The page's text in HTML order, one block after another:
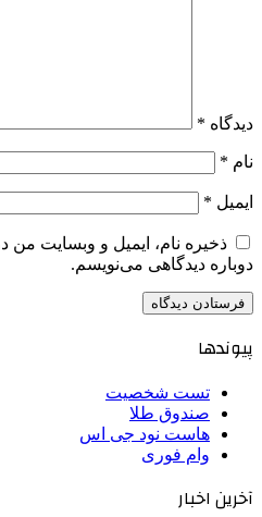
دیدگاه *
نام *
ایمیل *
ذخیره نام، ایمیل و وبسایت من
دوباره دیدگاهی می‌نویسم.
پیوندها
تست شخصیت
صندوق طلا
هاست نود جی اس
وام فوری
آخرین اخبار